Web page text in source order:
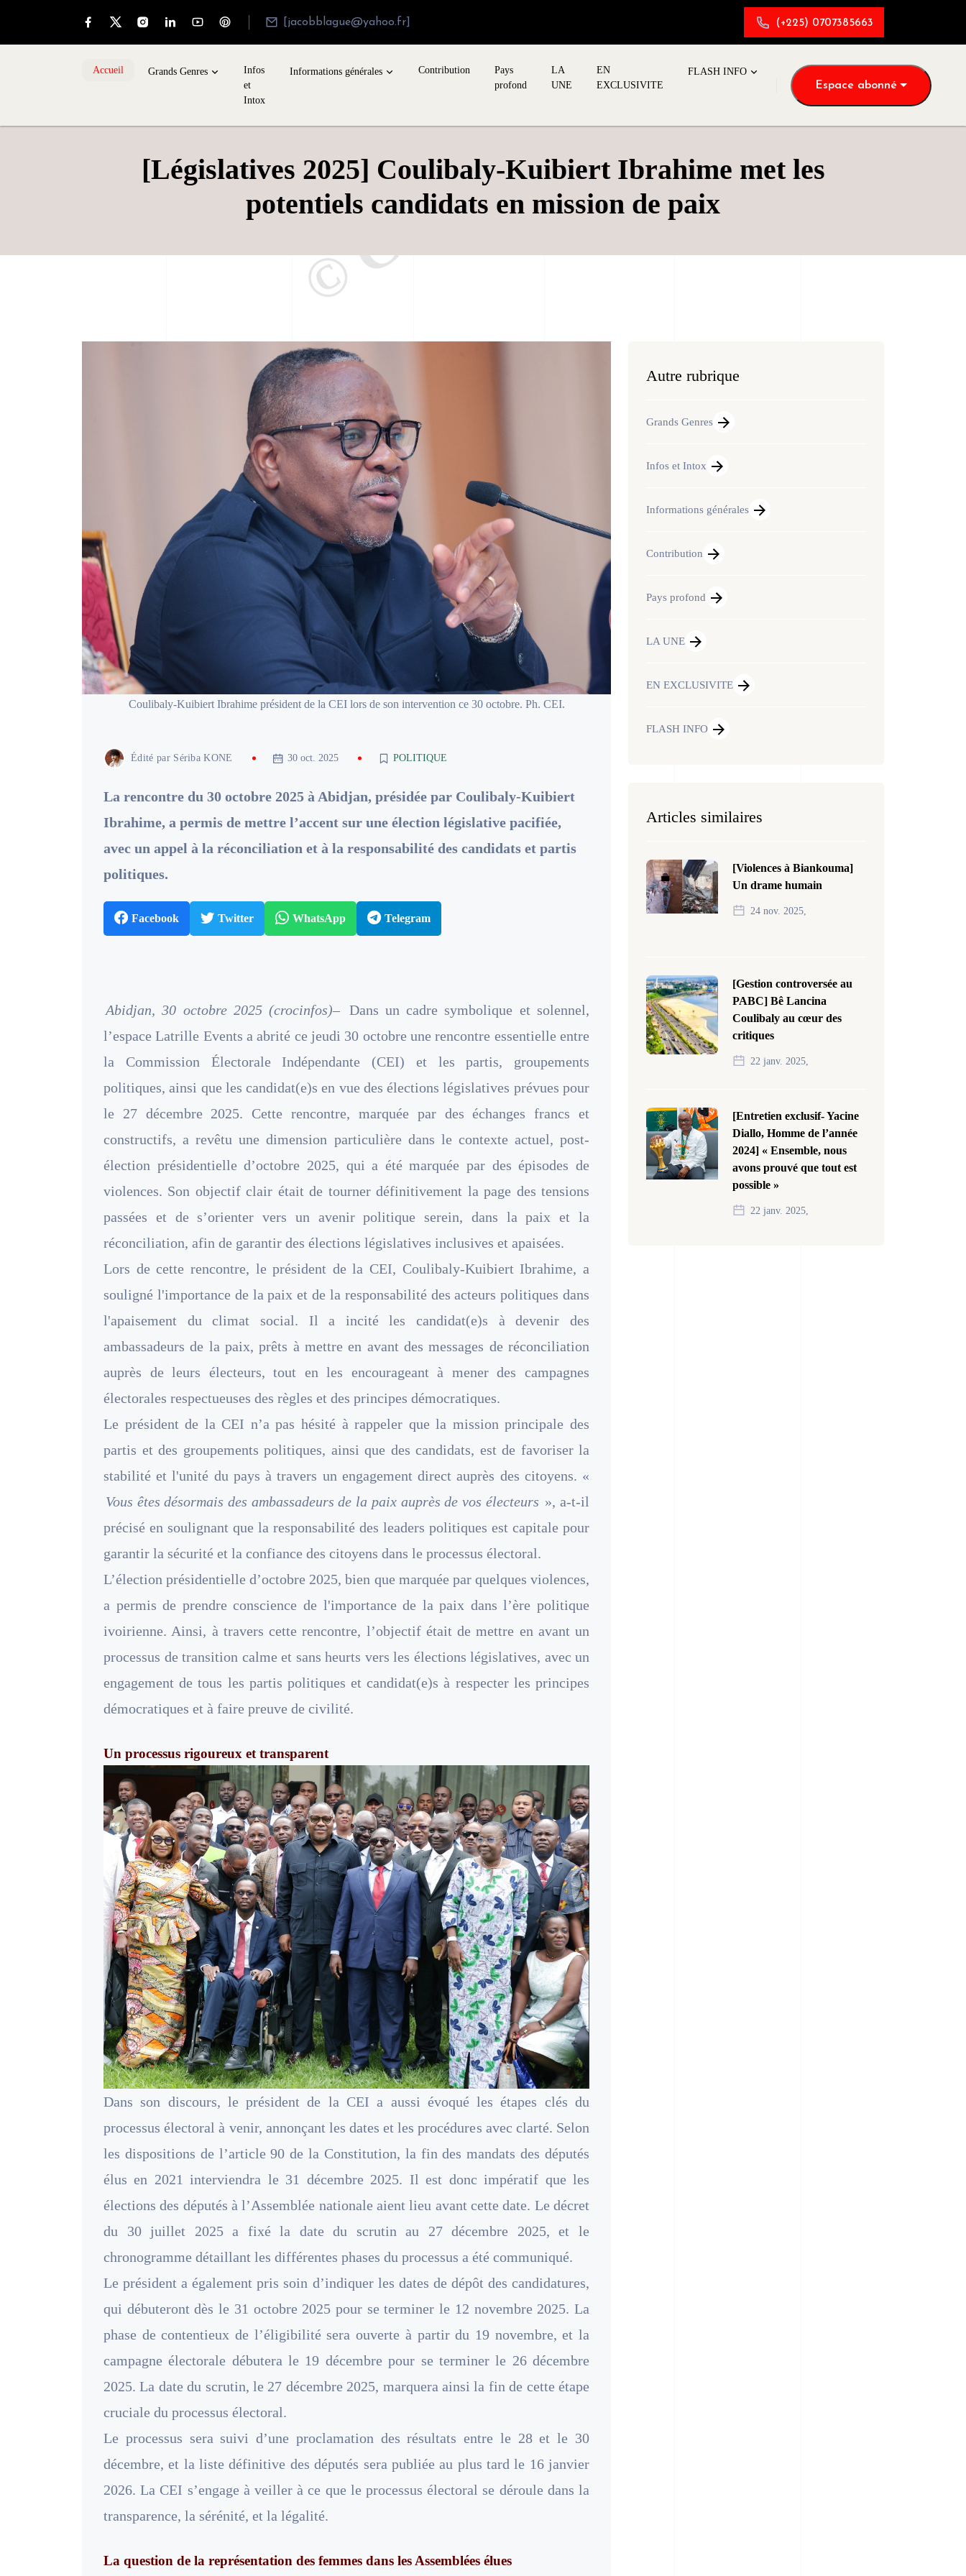
[jacobblague@yahoo.fr] (+225) 0707385663
Accueil Grands Genres
Infos
et
Intox
Informations générales Contribution
Pays
profond
LA
UNE
EN
EXCLUSIVITE
FLASH INFO
Espace abonné
[Législatives 2025] Coulibaly-Kuibiert Ibrahime met les
potentiels candidats en mission de paix
Coulibaly-Kuibiert Ibrahime président de la CEI lors de son intervention ce 30 octobre. Ph. CEI.
Édité par Sériba KONE 30 oct. 2025 POLITIQUE
La rencontre du 30 octobre 2025 à Abidjan, présidée par Coulibaly-Kuibiert
Ibrahime, a permis de mettre l’accent sur une élection législative pacifiée,
avec un appel à la réconciliation et à la responsabilité des candidats et partis
politiques.
Facebook Twitter WhatsApp Telegram
Abidjan, 30 octobre 2025 (crocinfos)– Dans un cadre symbolique et solennel,
l’espace Latrille Events a abrité ce jeudi 30 octobre une rencontre essentielle entre
la Commission Électorale Indépendante (CEI) et les partis, groupements
politiques, ainsi que les candidat(e)s en vue des élections législatives prévues pour
le 27 décembre 2025. Cette rencontre, marquée par des échanges francs et
constructifs, a revêtu une dimension particulière dans le contexte actuel, post-
élection présidentielle d’octobre 2025, qui a été marquée par des épisodes de
violences. Son objectif clair était de tourner définitivement la page des tensions
passées et de s’orienter vers un avenir politique serein, dans la paix et la
réconciliation, afin de garantir des élections législatives inclusives et apaisées.
Lors de cette rencontre, le président de la CEI, Coulibaly-Kuibiert Ibrahime, a
souligné l'importance de la paix et de la responsabilité des acteurs politiques dans
l'apaisement du climat social. Il a incité les candidat(e)s à devenir des
ambassadeurs de la paix, prêts à mettre en avant des messages de réconciliation
auprès de leurs électeurs, tout en les encourageant à mener des campagnes
électorales respectueuses des règles et des principes démocratiques.
Le président de la CEI n’a pas hésité à rappeler que la mission principale des
partis et des groupements politiques, ainsi que des candidats, est de favoriser la
stabilité et l'unité du pays à travers un engagement direct auprès des citoyens. «
Vous êtes désormais des ambassadeurs de la paix auprès de vos électeurs », a-t-il
précisé en soulignant que la responsabilité des leaders politiques est capitale pour
garantir la sécurité et la confiance des citoyens dans le processus électoral.
L’élection présidentielle d’octobre 2025, bien que marquée par quelques violences,
a permis de prendre conscience de l'importance de la paix dans l’ère politique
ivoirienne. Ainsi, à travers cette rencontre, l’objectif était de mettre en avant un
processus de transition calme et sans heurts vers les élections législatives, avec un
engagement de tous les partis politiques et candidat(e)s à respecter les principes
démocratiques et à faire preuve de civilité.
Un processus rigoureux et transparent
Dans son discours, le président de la CEI a aussi évoqué les étapes clés du
processus électoral à venir, annonçant les dates et les procédures avec clarté. Selon
les dispositions de l’article 90 de la Constitution, la fin des mandats des députés
élus en 2021 interviendra le 31 décembre 2025. Il est donc impératif que les
élections des députés à l’Assemblée nationale aient lieu avant cette date. Le décret
du 30 juillet 2025 a fixé la date du scrutin au 27 décembre 2025, et le
chronogramme détaillant les différentes phases du processus a été communiqué.
Le président a également pris soin d’indiquer les dates de dépôt des candidatures,
qui débuteront dès le 31 octobre 2025 pour se terminer le 12 novembre 2025. La
phase de contentieux de l’éligibilité sera ouverte à partir du 19 novembre, et la
campagne électorale débutera le 19 décembre pour se terminer le 26 décembre
2025. La date du scrutin, le 27 décembre 2025, marquera ainsi la fin de cette étape
cruciale du processus électoral.
Le processus sera suivi d’une proclamation des résultats entre le 28 et le 30
décembre, et la liste définitive des députés sera publiée au plus tard le 16 janvier
2026. La CEI s’engage à veiller à ce que le processus électoral se déroule dans la
transparence, la sérénité, et la légalité.
La question de la représentation des femmes dans les Assemblées élues
Autre rubrique
Grands Genres
Infos et Intox
Informations générales
Contribution
Pays profond
LA UNE
EN EXCLUSIVITE
FLASH INFO
Articles similaires
[Violences à Biankouma]
Un drame humain
24 nov. 2025,
[Gestion controversée au
PABC] Bê Lancina
Coulibaly au cœur des
critiques
22 janv. 2025,
[Entretien exclusif- Yacine
Diallo, Homme de l’année
2024] « Ensemble, nous
avons prouvé que tout est
possible »
22 janv. 2025,